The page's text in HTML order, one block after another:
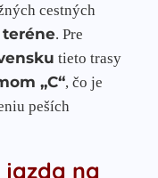
cestných
teréne. Pre
tieto trasy
„C“, čo je
peších
na